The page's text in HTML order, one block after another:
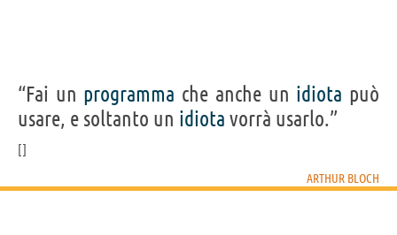
“Fai un programma che anche un idiota può
usare, e soltanto un idiota vorrà usarlo.”
ARTHUR BLOCH